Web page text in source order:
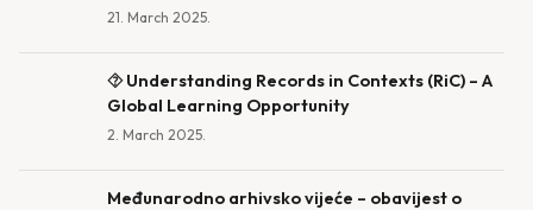
21. March 2025.
⯑ Understanding Records in Contexts (RiC) – A
Global Learning Opportunity
2. March 2025.
Međunarodno arhivsko vijeće – obavijest o